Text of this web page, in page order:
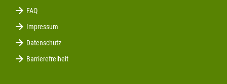
FAQ
Impressum
Datenschutz
Barrierefreiheit